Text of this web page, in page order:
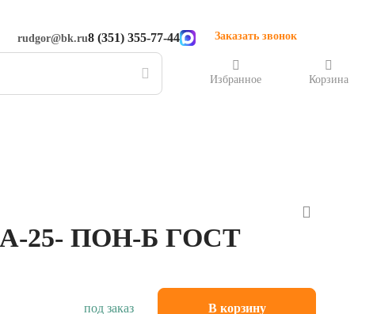
rudgor@bk.ru8 (351) 355-77-44 Заказать звонок
Избранное Корзина
А-25- ПОН-Б ГОСТ
под заказ В корзину